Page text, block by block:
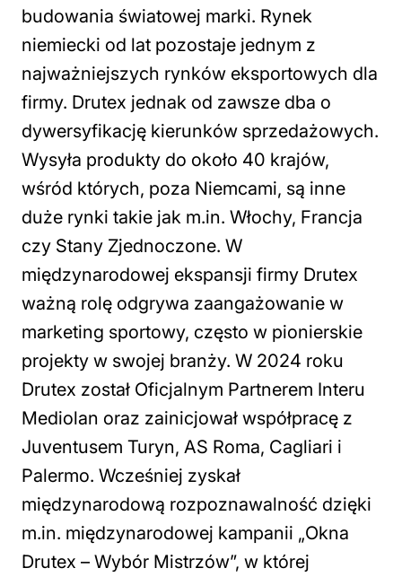
budowania światowej marki. Rynek
niemiecki od lat pozostaje jednym z
najważniejszych rynków eksportowych dla
firmy. Drutex jednak od zawsze dba o
dywersyfikację kierunków sprzedażowych.
Wysyła produkty do około 40 krajów,
wśród których, poza Niemcami, są inne
duże rynki takie jak m.in. Włochy, Francja
czy Stany Zjednoczone. W
międzynarodowej ekspansji firmy Drutex
ważną rolę odgrywa zaangażowanie w
marketing sportowy, często w pionierskie
projekty w swojej branży. W 2024 roku
Drutex został Oficjalnym Partnerem Interu
Mediolan oraz zainicjował współpracę z
Juventusem Turyn, AS Roma, Cagliari i
Palermo. Wcześniej zyskał
międzynarodową rozpoznawalność dzięki
m.in. międzynarodowej kampanii „Okna
Drutex – Wybór Mistrzów”, w której